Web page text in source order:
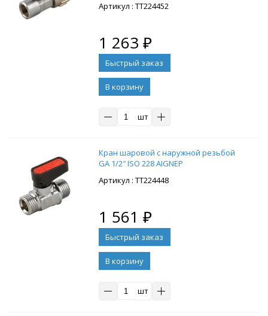
: ТТ224452
1 263 ₽
В корзину
шт
Кран шаровой с наружной резьбой
GA 1/2″ ISO 228 AIGNEP
: ТТ224448
1 561 ₽
В корзину
шт